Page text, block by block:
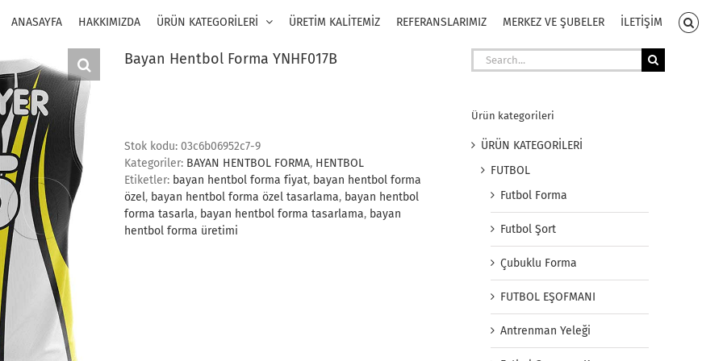
ANASAYFA HAKKIMIZDA ÜRÜN KATEGORİLERİ ÜRETİM KALİTEMİZ REFERANSLARIMIZ MERKEZ VE ŞUBELER İLETİŞİM
Bayan Hentbol Forma YNHF017B
Stok kodu: 03c6b06952c7-9
Kategoriler: BAYAN HENTBOL FORMA, HENTBOL
Etiketler: bayan hentbol forma fiyat, bayan hentbol forma
özel, bayan hentbol forma özel tasarlama, bayan hentbol
forma tasarla, bayan hentbol forma tasarlama, bayan
hentbol forma üretimi
Search
for:
Ürün kategorileri
ÜRÜN KATEGORİLERİ
FUTBOL
Futbol Forma
Futbol Şort
Çubuklu Forma
FUTBOL EŞOFMANI
Antrenman Yeleği